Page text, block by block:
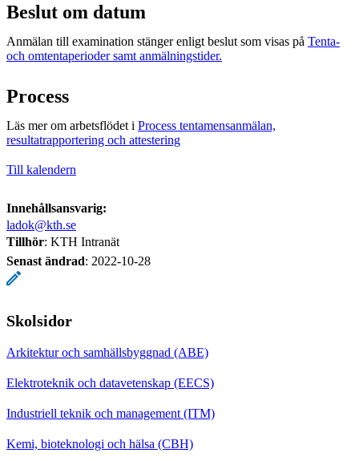
Beslut om datum
Anmälan till examination stänger enligt beslut som visas på Tenta-
och omtentaperioder samt anmälningstider.
Process
Läs mer om arbetsflödet i Process tentamensanmälan,
resultatrapportering och attestering
Till kalendern
Innehållsansvarig:
ladok@kth.se
Tillhör: KTH Intranät
Senast ändrad: 2022-10-28
Skolsidor
Arkitektur och samhällsbyggnad (ABE)
Elektroteknik och datavetenskap (EECS)
Industriell teknik och management (ITM)
Kemi, bioteknologi och hälsa (CBH)